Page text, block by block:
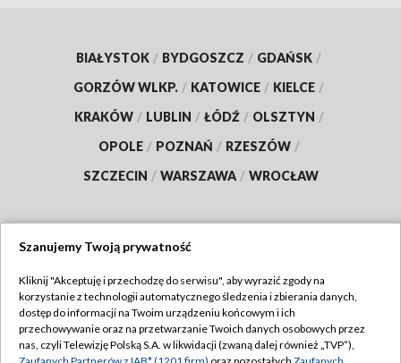
BIAŁYSTOK / BYDGOSZCZ / GDAŃSK /
GORZÓW WLKP. / KATOWICE / KIELCE /
KRAKÓW / LUBLIN / ŁÓDŹ / OLSZTYN /
OPOLE / POZNAŃ / RZESZÓW /
SZCZECIN / WARSZAWA / WROCŁAW
TVP
Abonament TVP
Emisja w TVP
Regulamin TVP
Szanujemy Twoją prywatność
Kliknij "Akceptuję i przechodzę do serwisu", aby wyrazić zgody na
korzystanie z technologii automatycznego śledzenia i zbierania danych,
dostęp do informacji na Twoim urządzeniu końcowym i ich
przechowywanie oraz na przetwarzanie Twoich danych osobowych przez
nas, czyli Telewizję Polską S.A. w likwidacji (zwaną dalej również „TVP”),